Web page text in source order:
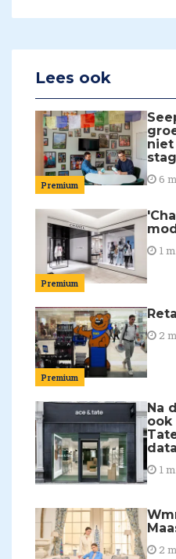
Lees ook
Premium 6
Premium
1
Premium
2
Na
ook
1
2